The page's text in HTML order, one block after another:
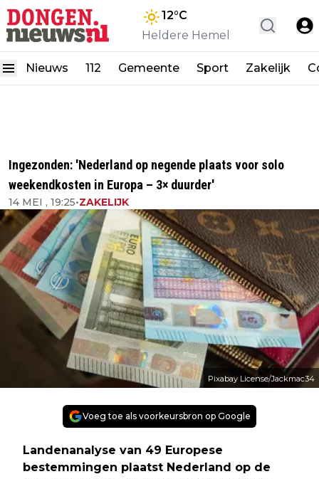
12°C
Heldere Hemel
Nieuws 112 Gemeente Sport Zakelijk
Ingezonden: 'Nederland op negende plaats voor solo
weekendkosten in Europa – 3× duurder'
14 MEI , 19:25•ZAKELIJK
Pixabay License/Jackmac34
Voeg toe als voorkeursbron op Google
Landenanalyse van 49 Europese
bestemmingen plaatst Nederland op de